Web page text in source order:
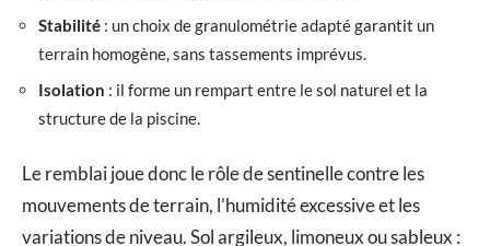
Stabilité : un choix de granulométrie adapté garantit un
terrain homogène, sans tassements imprévus.
Isolation : il forme un rempart entre le sol naturel et la
structure de la piscine.
Le remblai joue donc le rôle de sentinelle contre les
mouvements de terrain, l’humidité excessive et les
variations de niveau. Sol argileux, limoneux ou sableux :